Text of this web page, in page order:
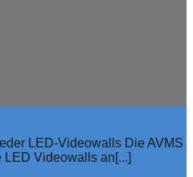
LED-Videowalls Die AVMS
Videowalls an[...]